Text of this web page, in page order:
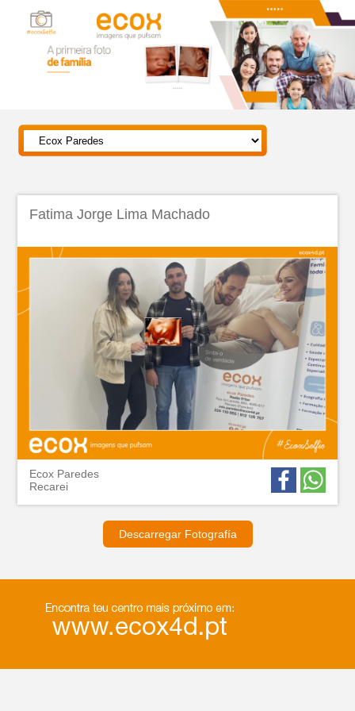
Fatima Jorge Lima Machado
Ecox Paredes
Recarei
Descarregar Fotografía